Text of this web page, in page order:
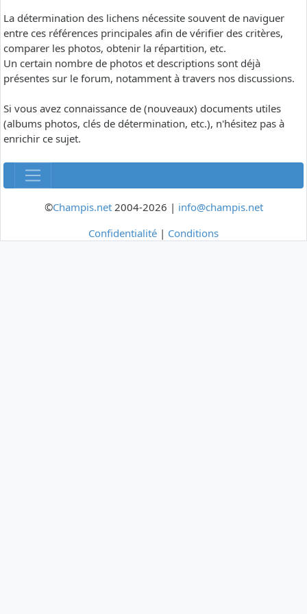
La détermination des lichens nécessite souvent de naviguer
entre ces références principales afin de vérifier des critères,
comparer les photos, obtenir la répartition, etc.
Un certain nombre de photos et descriptions sont déjà
présentes sur le forum, notamment à travers nos discussions.
Si vous avez connaissance de (nouveaux) documents utiles
(albums photos, clés de détermination, etc.), n'hésitez pas à
enrichir ce sujet.
©Champis.net2004-2026 | info@champis.net
Confidentialité | Conditions